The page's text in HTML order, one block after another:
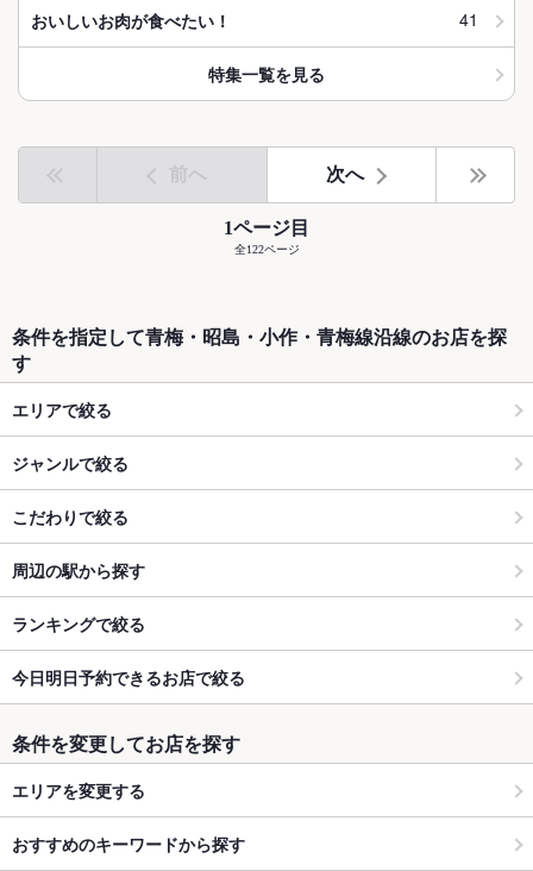
おいしいお肉が食べたい！ 41
特集一覧を見る
前へ 次へ
1ページ目
全122ページ
条件を指定して青梅・昭島・小作・青梅線沿線のお店を探
す
エリアで絞る
ジャンルで絞る
こだわりで絞る
周辺の駅から探す
ランキングで絞る
今日明日予約できるお店で絞る
条件を変更してお店を探す
エリアを変更する
おすすめのキーワードから探す